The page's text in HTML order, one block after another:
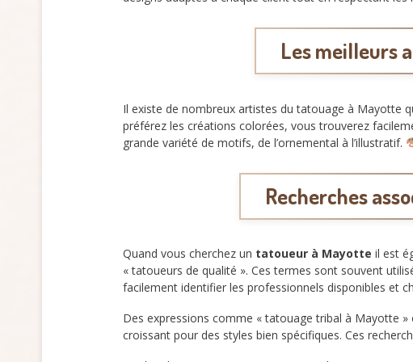
Les meilleurs
Il existe de nombreux artistes du tatouage à Mayotte
préférez les créations colorées, vous trouverez
grande variété de motifs, de l’ornemental à l’illustratif.
Recherches
Quand vous cherchez un tatoueur à Mayotte il est
« tatoueurs de qualité ». Ces termes sont souvent
facilement identifier les professionnels disponibles et
Des expressions comme « tatouage tribal à Mayotte
croissant pour des styles bien spécifiques. Ces